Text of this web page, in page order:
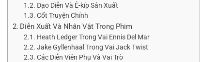
Đạo Diễn Và Ê-kíp Sản Xuất
Cốt Truyện Chính
Diễn Xuất Và Nhân Vật Trong Phim
Heath Ledger Trong Vai Ennis Del Mar
Jake Gyllenhaal Trong Vai Jack Twist
Các Diễn Viên Phụ Và Vai Trò